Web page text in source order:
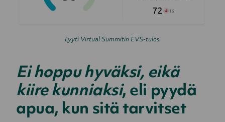
Lyyti Virtual Summitin EVS-tulos.
Ei hoppu hyväksi, eikä
kiire kunniaksi, eli pyydä
apua, kun sitä tarvitset